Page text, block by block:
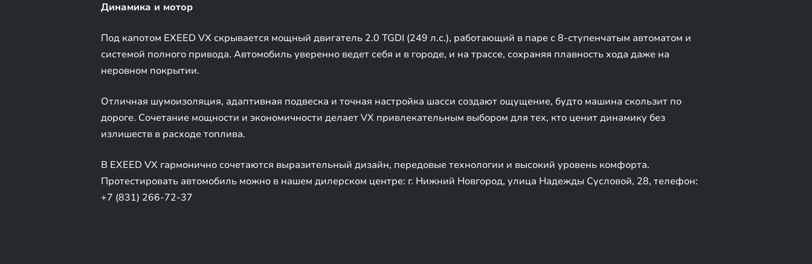
Динамика и мотор
Под капотом EXEED VX скрывается мощный двигатель 2.0 TGDI (249 л.с.), работающий в паре с 8-ступенчатым автоматом и
системой полного привода. Автомобиль уверенно ведет себя и в городе, и на трассе, сохраняя плавность хода даже на
неровном покрытии.
Отличная шумоизоляция, адаптивная подвеска и точная настройка шасси создают ощущение, будто машина скользит по
дороге. Сочетание мощности и экономичности делает VX привлекательным выбором для тех, кто ценит динамику без
излишеств в расходе топлива.
В EXEED VX гармонично сочетаются выразительный дизайн, передовые технологии и высокий уровень комфорта.
Протестировать автомобиль можно в нашем дилерском центре: г. Нижний Новгород, улица Надежды Сусловой, 28, телефон:
+7 (831) 266-72-37